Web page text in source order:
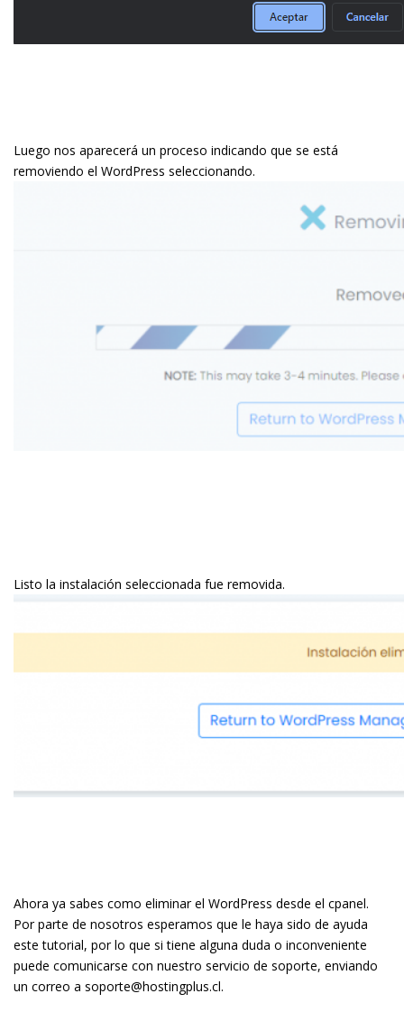
Luego nos aparecerá un proceso indicando que se está
removiendo el WordPress seleccionando.
Listo la instalación seleccionada fue removida.
Ahora ya sabes como eliminar el WordPress desde el cpanel.
Por parte de nosotros esperamos que le haya sido de ayuda
este tutorial, por lo que si tiene alguna duda o inconveniente
puede comunicarse con nuestro servicio de soporte, enviando
un correo a soporte@hostingplus.cl.